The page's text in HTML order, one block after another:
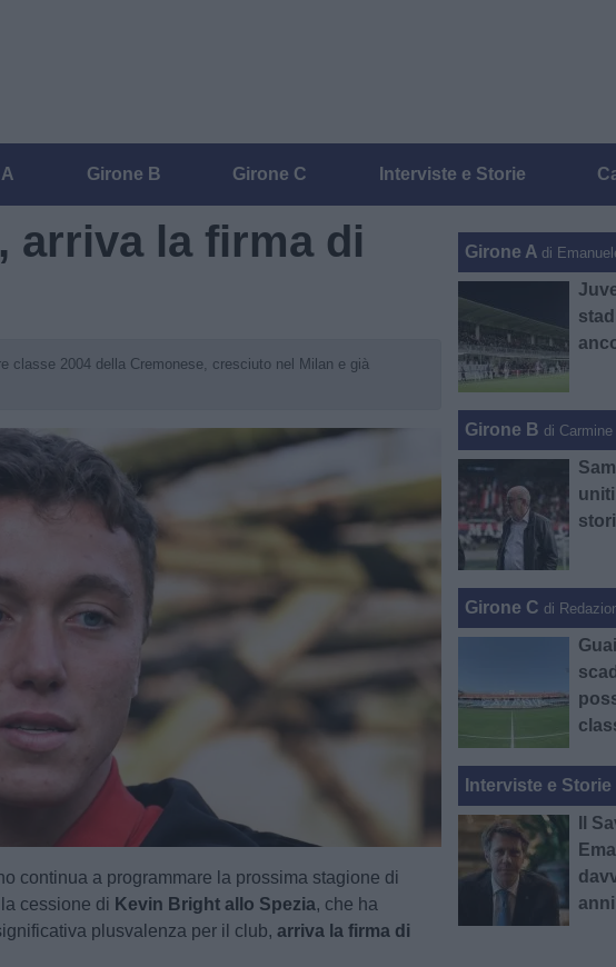
Girone B Girone C Interviste e Storie
arriva la firma di
classe 2004 della Cremonese, cresciuto nel Milan e già
continua a programmare la prossima stagione di
cessione di Kevin Bright allo Spezia, che ha
plusvalenza per il club,arriva la firma di
Girone A di
Girone B di
Girone C di
Interviste e Storie
Il